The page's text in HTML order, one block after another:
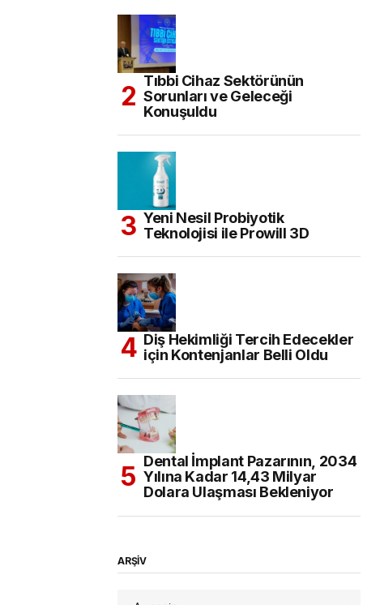
Tıbbi Cihaz Sektörünün
Sorunları ve Geleceği
Konuşuldu
Yeni Nesil Probiyotik
Teknolojisi ile Prowill 3D
Diş Hekimliği Tercih Edecekler
için Kontenjanlar Belli Oldu
Dental İmplant Pazarının, 2034
Yılına Kadar 14,43 Milyar
Dolara Ulaşması Bekleniyor
ARŞİV